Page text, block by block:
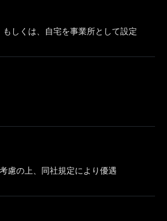
もしくは、自宅を事業所として設定
慮の上、同社規定により優遇